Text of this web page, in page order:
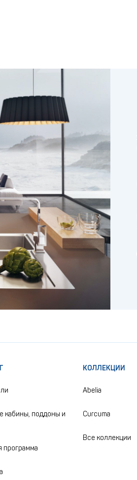
кабины, поддоны и
программа
КОЛЛЕКЦИИ
Abelia
Curcuma
Все коллекции